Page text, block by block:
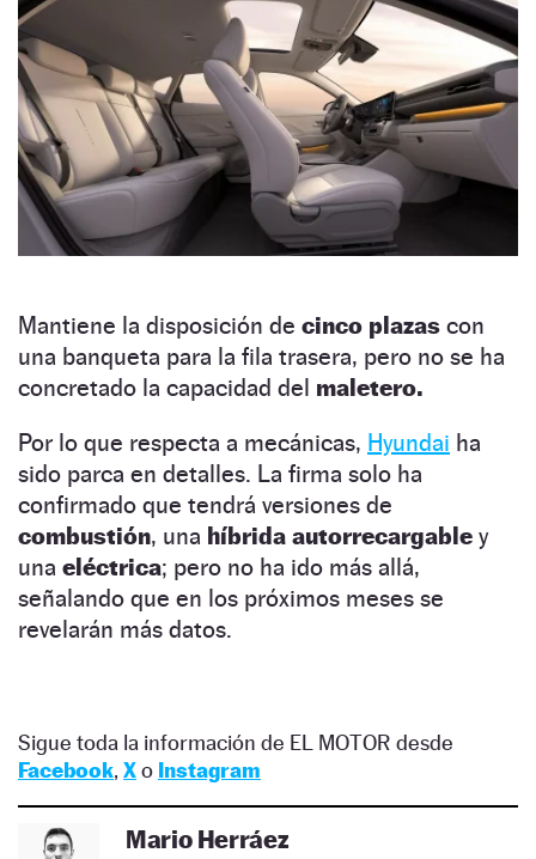
Mantiene la disposición de cinco plazas con
una banqueta para la fila trasera, pero no se ha
concretado la capacidad del maletero.
Por lo que respecta a mecánicas, Hyundai ha
sido parca en detalles. La firma solo ha
confirmado que tendrá versiones de
combustión, una híbrida autorrecargable y
una eléctrica; pero no ha ido más allá,
señalando que en los próximos meses se
revelarán más datos.
Sigue toda la información de EL MOTOR desde
Facebook, Xo Instagram
Mario Herráez